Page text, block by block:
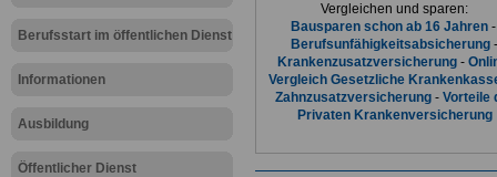
Berufsstart im öffentlichen Dienst
Informationen
Ausbildung
Öffentlicher Dienst
Vergleichen und sparen:
Bausparen schon ab 16 Jahren
Berufsunfähigkeitsabsicherung -
Krankenzusatzversicherung-
Vergleich Gesetzliche
Zahnzusatzversicherung- Vorteile
Privaten Krankenversicherung